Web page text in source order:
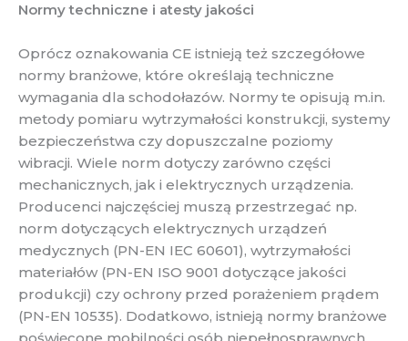
Normy techniczne i atesty jakości
Oprócz oznakowania CE istnieją też szczegółowe
normy branżowe, które określają techniczne
wymagania dla schodołazów. Normy te opisują m.in.
metody pomiaru wytrzymałości konstrukcji, systemy
bezpieczeństwa czy dopuszczalne poziomy
wibracji. Wiele norm dotyczy zarówno części
mechanicznych, jak i elektrycznych urządzenia.
Producenci najczęściej muszą przestrzegać np.
norm dotyczących elektrycznych urządzeń
medycznych (PN-EN IEC 60601), wytrzymałości
materiałów (PN-EN ISO 9001 dotyczące jakości
produkcji) czy ochrony przed porażeniem prądem
(PN-EN 10535). Dodatkowo, istnieją normy branżowe